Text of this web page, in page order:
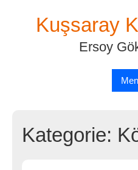
Kuşsaray
Ersoy
Kategorie: